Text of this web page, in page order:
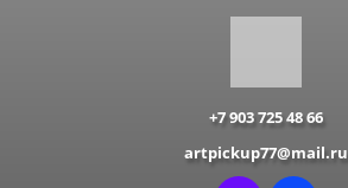
+7 903 725 48 66
artpickup77@mail.ru